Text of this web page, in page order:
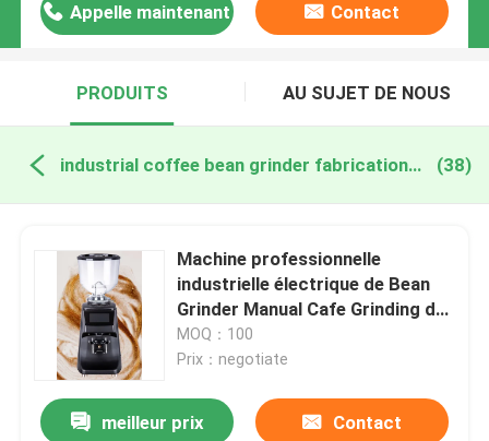
Appelle maintenant Contact
PRODUITS AU SUJET DE NOUS
industrial coffee bean grinder fabrication en ligne (38)
Machine professionnelle
industrielle électrique de Bean
Grinder Manual Cafe Grinding de
café
MOQ：100
Prix：negotiate
meilleur prix Contact